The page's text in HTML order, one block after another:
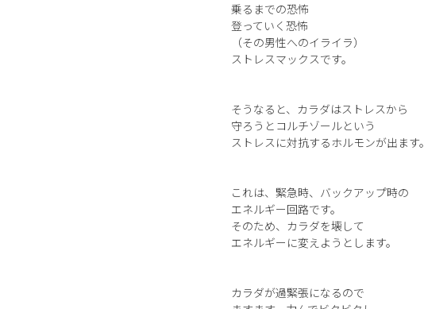
乗るまでの恐怖
登っていく恐怖
（その男性へのイライラ）
ストレスマックスです。
そうなると、カラダはストレスから
守ろうとコルチゾールという
ストレスに対抗するホルモンが出ます。
これは、緊急時、バックアップ時の
エネルギー回路です。
そのため、カラダを壊して
エネルギーに変えようとします。
カラダが過緊張になるので